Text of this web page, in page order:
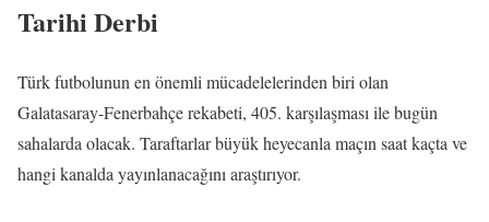
Tarihi Derbi
Türk futbolunun en önemli mücadelelerinden biri olan
Galatasaray-Fenerbahçe rekabeti, 405. karşılaşması ile bugün
sahalarda olacak. Taraftarlar büyük heyecanla maçın saat kaçta ve
hangi kanalda yayınlanacağını araştırıyor.